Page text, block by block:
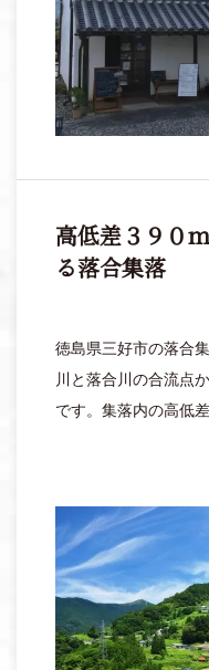
高低差３９０
る落合集落
徳島県三好市の落合
川と落合川の合流点
です。集落内の高低